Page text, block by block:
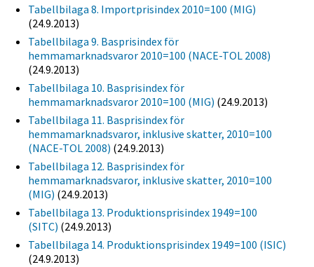
Tabellbilaga 8. Importprisindex 2010=100 (MIG)
(24.9.2013)
Tabellbilaga 9. Basprisindex för
hemmamarknadsvaror 2010=100 (NACE-TOL 2008)
(24.9.2013)
Tabellbilaga 10. Basprisindex för
hemmamarknadsvaror 2010=100 (MIG) (24.9.2013)
Tabellbilaga 11. Basprisindex för
hemmamarknadsvaror, inklusive skatter, 2010=100
(NACE-TOL 2008) (24.9.2013)
Tabellbilaga 12. Basprisindex för
hemmamarknadsvaror, inklusive skatter, 2010=100
(MIG) (24.9.2013)
Tabellbilaga 13. Produktionsprisindex 1949=100
(SITC) (24.9.2013)
Tabellbilaga 14. Produktionsprisindex 1949=100 (ISIC)
(24.9.2013)